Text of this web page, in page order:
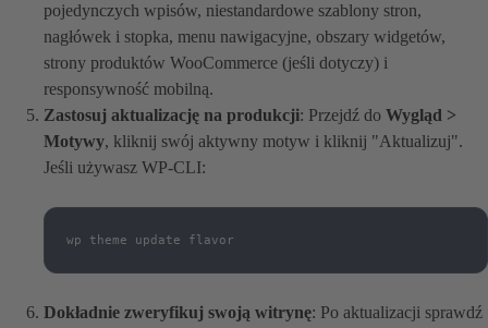
pojedynczych wpisów, niestandardowe szablony stron,
nagłówek i stopka, menu nawigacyjne, obszary widgetów,
strony produktów WooCommerce (jeśli dotyczy) i
responsywność mobilną.
Zastosuj aktualizację na produkcji: Przejdź do Wygląd >
Motywy, kliknij swój aktywny motyw i kliknij "Aktualizuj".
Jeśli używasz WP-CLI:
wp theme update flavor
Dokładnie zweryfikuj swoją witrynę: Po aktualizacji sprawdź